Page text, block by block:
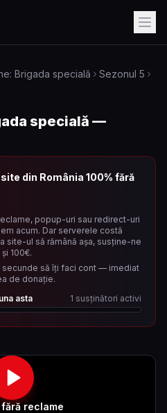
Brigada specială Sezonul 5
specială —
din România 100% fără
popup-uri sau redirect-uri
acum. Dar serverele costă
site-ul să rămână așa, susține-ne
100€.
secunde să îți faci cont — imediat
de donație.
asta 1 susținători activi
reclame